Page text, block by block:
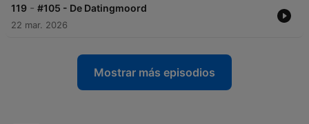
119 - #105 - De Datingmoord
22 mar. 2026
Mostrar más episodios